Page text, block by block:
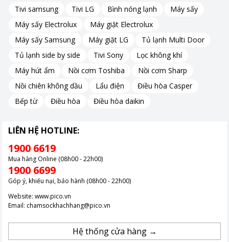
viên.
Tivi samsung Tivi LG Bình nóng lạnh
Máy sấy
Máy sấy Electrolux
Máy giặt Electrolux
Máy sấy Samsung
Máy giặt LG
Tủ lạnh Multi Door
Tủ lạnh side by side
Tivi Sony
Lọc không khí
Máy hút ẩm
Nồi cơm Toshiba
Nồi cơm Sharp
Nồi chiên không dầu
Lẩu điện
Điều hòa Casper
Bếp từ
Điều hòa Điều hòa daikin
LIÊN HỆ HOTLINE:
1900 6619
Mua hàng Online (08h00 - 22h00)
1900 6699
Góp ý, khiếu nại, bảo hành (08h00 - 22h00)
Website: www.pico.vn
Email: chamsockhachhang@pico.vn
Hệ thống cửa hàng →